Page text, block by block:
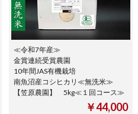
≪令和7年産≫
金賞連続受賞農園
10年間JAS有機栽培
南魚沼産コシヒカリ≪無洗米≫
【笠原農園】 5kg≪１回コース≫
￥44,000